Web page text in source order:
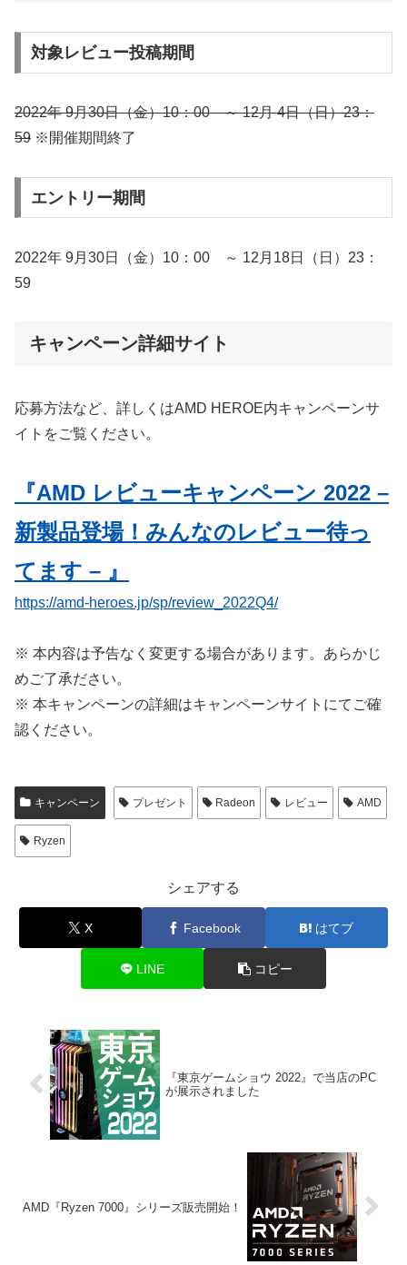
対象レビュー投稿期間
2022年 9月30日（金）10：00 ～ 12月 4日（日）23：
59 ※開催期間終了
エントリー期間
2022年 9月30日（金）10：00 ～ 12月18日（日）23：
59
キャンペーン詳細サイト
応募方法など、詳しくはAMD HEROE内キャンペーンサ
イトをご覧ください。
『AMD レビューキャンペーン 2022 –
新製品登場！みんなのレビュー待っ
てます – 』
https://amd-heroes.jp/sp/review_2022Q4/
※ 本内容は予告なく変更する場合があります。あらかじ
めご了承ださい。
※ 本キャンペーンの詳細はキャンペーンサイトにてご確
認ください。
キャンペーン プレゼント Radeon レビュー AMD
Ryzen
シェアする
X Facebook はてブ
LINE コピー
『東京ゲームショウ 2022』で当店のPC
が展示されました
AMD『Ryzen 7000』シリーズ販売開始！